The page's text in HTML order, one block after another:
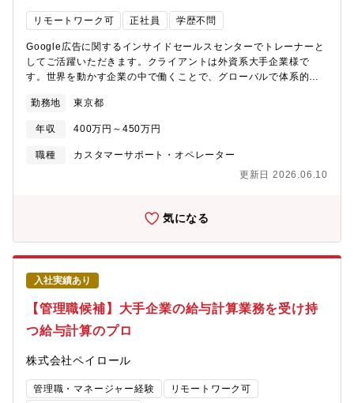
リモートワーク可 正社員 学歴不問
Google広告に関するインサイドセールスセンターでトレーナーと
してご活躍いただきます。クライアントは外資系大手企業様で
す。世界を動かす企業の中で働くことで、グローバルで体系的な
ができます。業務に関する専門知識はご入社後に身につけられる
のでご安心ください。【在宅勤務】週2日可能。週3日は出社いた
だきます。※センタールールに準じて変更あり※新人研修期間中
は出社（年に4～5回程度、約1か月間）【センター環境】ドリン
イアント企業からの研修受講（セールスノウハウ・サービス情報
疑などのコミュニケーション・育成状況に関する情報連携 など?
研修開発・研修内容の日本語化（英→日）・クライアント提供マ
テリアルの翻訳（英→日）・育成カリキュラムの作成?講師・トレ
ーナー業務（日本語）・スタッフに対する研修講師（新人研修：
対象10-20人・既存研修：対象100人）・スタッフ育成フォロー/
サポート（セールススキルに関する個別育成対応あり）?センター
管理者業務（日本語）・スタッフ育成に関する協業（育成状況の
共有、育成方針の検討 など）・業務情報の連携・社内ノウハウな
どの研修コンテンツの作成依頼
勤務地 東京都
年収 400万円～450万円
職種
カスタマーサポート・オペレーター
更新日 2026.06.10
気になる
入社実績あり
【管理職候補】大手企業の給与計算業務を受け持
つ給与計算のプロ
株式会社ペイロール
管理職・マネージャー経験
リモートワーク可